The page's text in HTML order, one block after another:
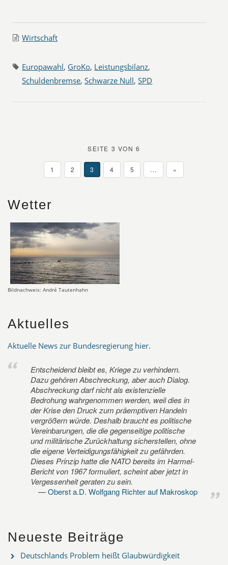
Wirtschaft
Europawahl, GroKo, Leistungsbilanz,
Schuldenbremse,Schwarze Null,SPD
SEITE 3 VON 6
1 2 3 4 5 ... »
Wetter
Bildnachweis: André Tautenhahn
Aktuelles
Aktuelle News zur Bundesregierung hier.
Entscheidend bleibt es, Kriege zu verhindern.
Dazu gehören Abschreckung, aber auch Dialog.
Abschreckung darf nicht als existenzielle
Bedrohung wahrgenommen werden, weil dies in
der Krise den Druck zum präemptiven Handeln
vergrößern würde. Deshalb braucht es politische
Vereinbarungen, die die gegenseitige politische
und militärische Zurückhaltung sicherstellen, ohne
die eigene Verteidigungsfähigkeit zu gefährden.
Dieses Prinzip hatte die NATO bereits im Harmel-
Bericht von 1967 formuliert, scheint aber jetzt in
Vergessenheit geraten zu sein.
Oberst a.D. Wolfgang Richter auf Makroskop
Neueste Beiträge
Deutschlands Problem heißt Glaubwürdigkeit